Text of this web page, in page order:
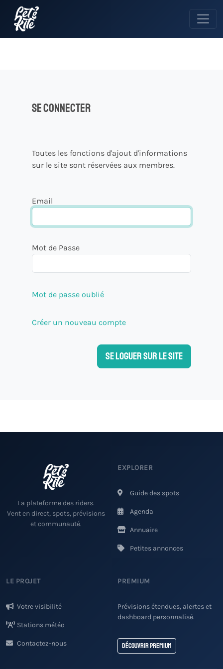
Se connecter
Toutes les fonctions d'ajout d'informations
sur le site sont réservées aux membres.
Email
Mot de Passe
Mot de passe oublié
Créer un nouveau compte
Se loguer sur le site
La plateforme des riders.
Vent en direct, spots, prévisions
et communauté.
EXPLORER
Guide des spots
Agenda
Annuaire
Petites annonces
LE PROJET
Votre visibilité
Stations météo
Contactez-nous
PREMIUM
Prévisions étendues, alertes et
dashboard personnalisé.
Découvrir Premium